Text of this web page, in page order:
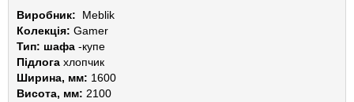
Виробник: Meblik
Колекція: Gamer
Тип: шафа -купе
Підлога хлопчик
Ширина, мм: 1600
Висота, мм: 2100